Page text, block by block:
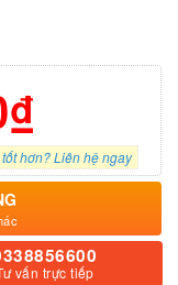
hơn? Liên hệ ngay
vấn trực tiếp